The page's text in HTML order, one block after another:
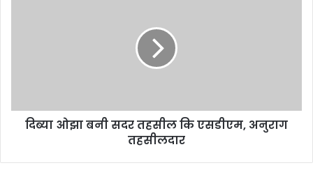
दिब्या ओझा बनी सदर तहसील कि एसडीएम, अनुराग
तहसीलदार